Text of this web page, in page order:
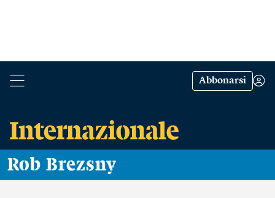
Abbonarsi
Rob Brezsny